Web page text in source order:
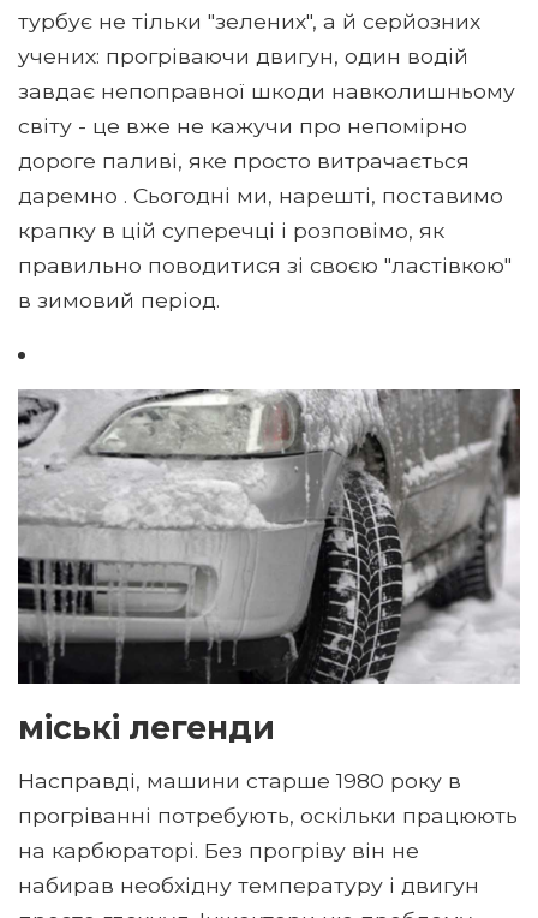
турбує не тільки "зелених", а й серйозних
учених: прогріваючи двигун, один водій
завдає непоправної шкоди навколишньому
світу - це вже не кажучи про непомірно
дороге паливі, яке просто витрачається
даремно . Сьогодні ми, нарешті, поставимо
крапку в цій суперечці і розповімо, як
правильно поводитися зі своєю "ластівкою"
в зимовий період.
міські легенди
Насправді, машини старше 1980 року в
прогріванні потребують, оскільки працюють
на карбюраторі. Без прогріву він не
набирав необхідну температуру і двигун